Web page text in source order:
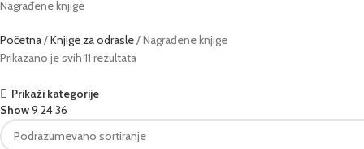
Nagrađene knjige
Početna Knjige za odrasle
Nagrađene knjige
Prikazano je svih 11 rezultata
Prikaži kategorije
Show9 2436